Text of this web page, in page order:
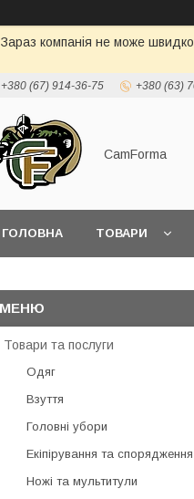
Зараз компанія не може
+380 (67) 914-36-75 +380 (63)
CamForma
ГОЛОВНА ТОВАРИ
Товари та послуги
Одяг
Взуття
Головні убори
Екіпірування та спорядження
Ножі та мультитули